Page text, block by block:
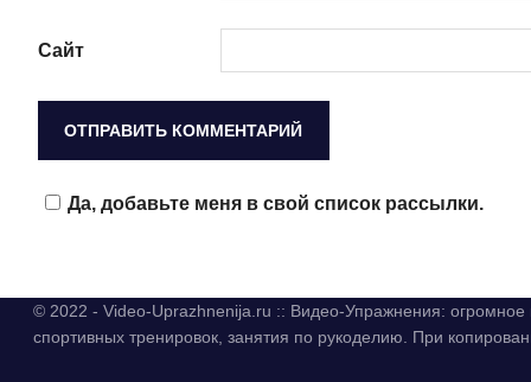
Сайт
Да, добавьте меня в свой список рассылки.
© 2022 - Video-Uprazhnenija.ru :: Видео-Упражнения:
спортивных тренировок, занятия по рукоделию. При